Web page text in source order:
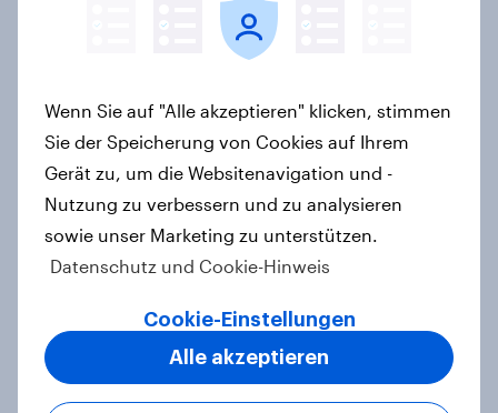
und Älteren
Artikel
Zwei von fünf Deutschen wollen
dieses Jahr an Black Friday / Cyber
Artikel
Wenn Sie auf "Alle akzeptieren" klicken, stimmen
Sie der Speicherung von Cookies auf Ihrem
Gerät zu, um die Websitenavigation und -
Nutzung zu verbessern und zu analysieren
sowie unser Marketing zu unterstützen.
Datenschutz und Cookie-Hinweis
Cookie-Einstellungen
Alle akzeptieren